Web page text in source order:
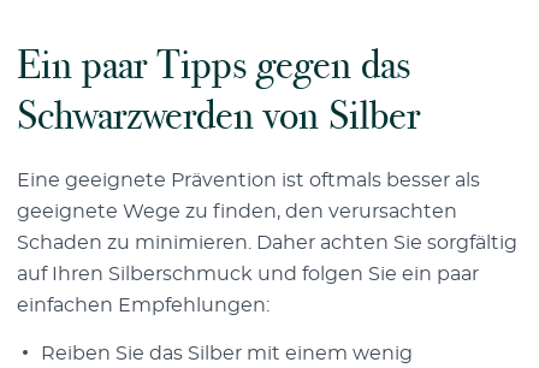
Ein paar Tipps gegen das
Schwarzwerden von Silber
Eine geeignete Prävention ist oftmals besser als
geeignete Wege zu finden, den verursachten
Schaden zu minimieren. Daher achten Sie sorgfältig
auf Ihren Silberschmuck und folgen Sie ein paar
einfachen Empfehlungen:
Reiben Sie das Silber mit einem wenig